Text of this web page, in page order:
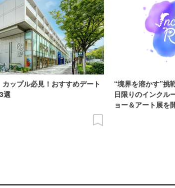
カップル必見！おすすめデート
選
“境界を溶かす”挑
日限りのインクル
ョー＆アート展を